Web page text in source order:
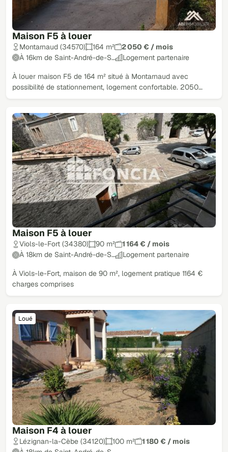
Maison F5 à louer
Montarnaud (34570) 164 m²
2 050 € / mois
À 16km de Saint-André-de-S…
Logement partenaire
À louer maison F5 de 164 m² situé à Montarnaud avec
possibilité de stationnement, logement confortable. 2050…
Maison F5 à louer
Viols-le-Fort (34380) 90 m²
1 164 € / mois
À 18km de Saint-André-de-S…
Logement partenaire
À Viols-le-Fort, maison de 90 m², logement pratique 1164 €
charges comprises
Maison F4 à louer
Loué
Lézignan-la-Cèbe (34120) 100 m²
1 180 € / mois